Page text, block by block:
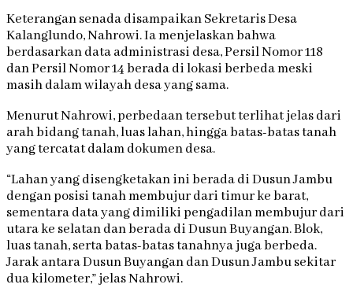
Keterangan senada disampaikan Sekretaris Desa
Kalanglundo, Nahrowi. Ia menjelaskan bahwa
berdasarkan data administrasi desa, Persil Nomor 118
dan Persil Nomor 14 berada di lokasi berbeda meski
masih dalam wilayah desa yang sama.
Menurut Nahrowi, perbedaan tersebut terlihat jelas dari
arah bidang tanah, luas lahan, hingga batas-batas tanah
yang tercatat dalam dokumen desa.
“Lahan yang disengketakan ini berada di Dusun Jambu
dengan posisi tanah membujur dari timur ke barat,
sementara data yang dimiliki pengadilan membujur dari
utara ke selatan dan berada di Dusun Buyangan. Blok,
luas tanah, serta batas-batas tanahnya juga berbeda.
Jarak antara Dusun Buyangan dan Dusun Jambu sekitar
dua kilometer,” jelas Nahrowi.